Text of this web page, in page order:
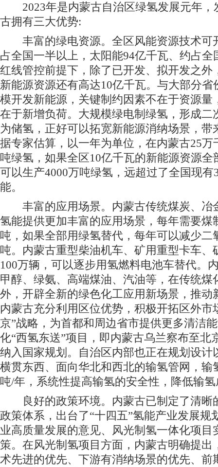
2023年是内蒙古自治区绿氢发展元年，
古拥有三大优势:
丰富的绿电资源。全区风能资源技术可
占全国一半以上，太阳能94亿千瓦、约占
红线管控前提下，除了已开发、拟开发之外
新能源资源还有高达10亿千瓦。与大部分
模开发新能源，关键制约因素不在于资源量
在于新增负荷。大规模绿电制绿氢，形成二
为储氢，正好可以拓宽新能源消纳场景，带
据专家估算，以一年为单位，在内蒙古25万
吨绿氢，如果全区10亿千瓦的新能源资源
可以生产4000万吨绿氢，远超过了全国现有
能。
丰富的应用场景。内蒙古传统煤炭、冶
氢能提供更加丰富的应用场景，每年需要煤
吨，如果全部用绿氢替代，每年可以减少二
吨。内蒙古重型柴油机车、矿用重型卡车、
100万辆，可以逐步用氢燃料电池车替代。
甲醇、绿氨、高端煤油、汽油等，在传统煤
外，开辟全新的绿色化工应用新场景，推动
内蒙古充分利用区位优势，积极开拓区外市
京”战略，为首都和周边省市提供更多清洁
化“西氢东送”项目，即内蒙古乌兰察布至北
纳入国家规划。自治区内部也正在规划设计
横贯东西、面向华北和西北的输氢管网，输
吨/年，系统性提高输氢的安全性，降低输
良好的政策环境。内蒙古已制定了清晰
政策体系，出台了“十四五”氢能产业发展规
业高质量发展的意见、风光制氢一体化项目
策。在风光制氢项目方面，内蒙古明确提出
术先进的优先、下游有消纳场景的优先、前